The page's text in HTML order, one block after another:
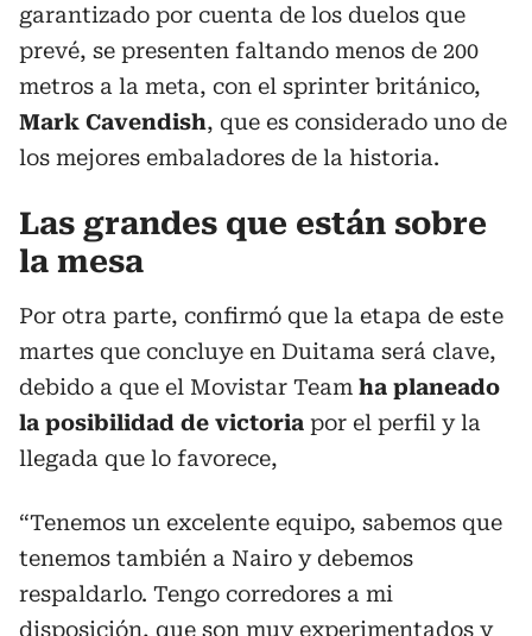
garantizado por cuenta de los duelos que
prevé, se presenten faltando menos de 200
metros a la meta, con el sprinter británico,
Mark Cavendish, que es considerado uno de
los mejores embaladores de la historia.
Las grandes que están sobre
la mesa
Por otra parte, confirmó que la etapa de este
martes que concluye en Duitama será clave,
debido a que el Movistar Team ha planeado
la posibilidad de victoria por el perfil y la
llegada que lo favorece,
“Tenemos un excelente equipo, sabemos que
tenemos también a Nairo y debemos
respaldarlo. Tengo corredores a mi
disposición, que son muy experimentados y